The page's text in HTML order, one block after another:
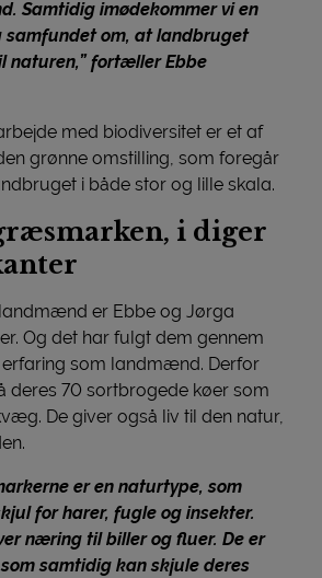
Samtidig imødekommer vi en
samfundet om, at landbruget
naturen,” fortæller Ebbe
med biodiversitet er et af
grønne omstilling, som foregår
i både stor og lille skala.
i diger
er Ebbe og Jørga
Og det har fulgt dem gennem
som landmænd. Derfor
deres 70 sortbrogede køer som
De giver også liv til den natur,
er en naturtype, som
for harer, fugle og insekter.
næring til biller og fluer. De er
samtidig kan skjule deres